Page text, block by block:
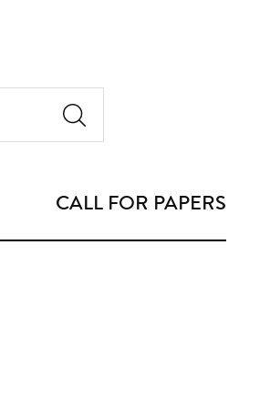
CALL FOR PAPERS